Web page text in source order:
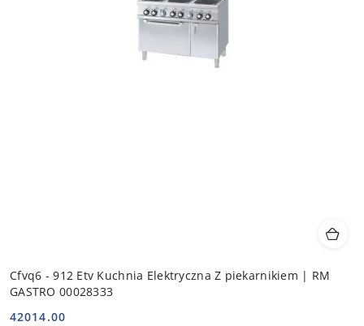
Cfvq6 - 912 Etv Kuchnia Elektryczna Z piekarnikiem | RM
GASTRO 00028333
42014.00